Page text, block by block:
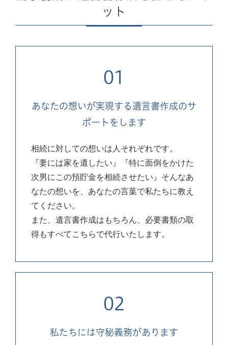
ット
01
あなたの想いが実現する遺言書作成のサ
ポートをします
相続に対しての想いは人それぞれです。
『妻には家を遺したい』『特に面倒をかけた
次男にこの預貯金を相続させたい』そんなあ
なたの想いを、あなたの言葉で私たちに教え
てください。
また、遺言書作成はもちろん、必要書類の取
得もすべてこちらで代行いたします。
02
私たちには守秘義務があります